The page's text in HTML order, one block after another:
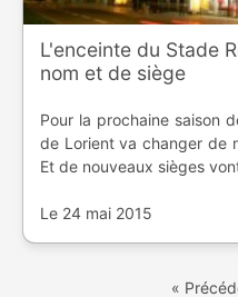
L'enceinte du Stade
nom et de siège
Pour la prochaine saison
de Lorient va changer de
Et de nouveaux sièges
Le 24 mai 2015
«